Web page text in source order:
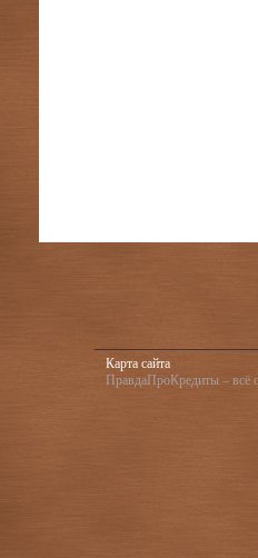
Карта сайта
ПравдаПроКредиты – всё